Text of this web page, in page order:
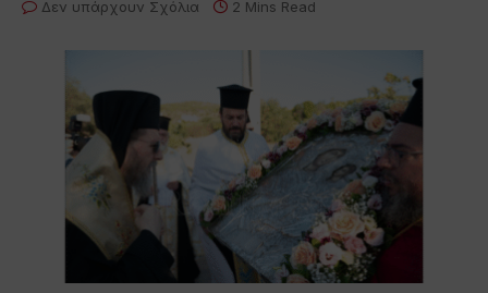
Δεν υπάρχουν Σχόλια
2 Mins Read